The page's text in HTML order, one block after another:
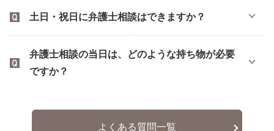
土日・祝日に弁護士相談はできますか？
弁護士相談の当日は、どのような持ち物が必要
ですか？
よくある質問一覧